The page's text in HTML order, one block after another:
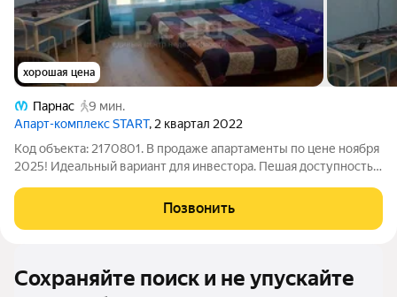
хорошая цена
Парнас
9 мин.
Апарт-комплекс START, 2 квартал 2022
Код объекта: 2170801. В продаже апартаменты по цене ноября
2025! Идеальный вариант для инвестора. Пешая доступность к
минутах ходьбы Торговый комплекс ТК Парнас через дорогу
Кафе и рестораны
Позвонить
Сохраняйте поиск и не упускайте